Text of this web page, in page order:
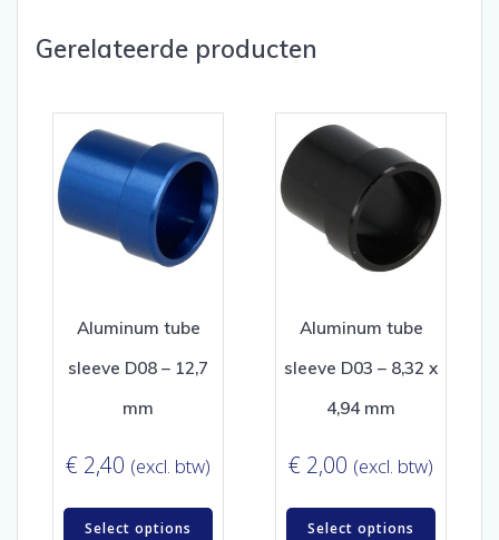
Gerelateerde producten
Aluminum tube
sleeve D08 – 12,7
mm
€ 2,40 (excl. btw)
Select options
Aluminum tube
sleeve D03 – 8,32 x
4,94 mm
€ 2,00 (excl. btw)
Select options